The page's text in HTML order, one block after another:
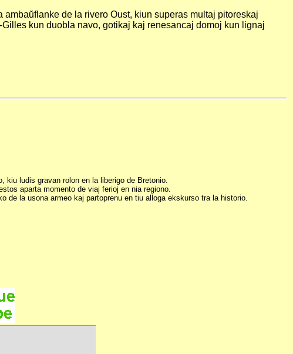
de la rivero Oust, kiun superas multaj pitoreskaj
kun duobla navo, gotikaj kaj renesancaj domoj kun lignaj
kiu ludis gravan rolon en la liberigo de Bretonio.
aparta momento de viaj ferioj en nia regiono.
de la usona armeo kaj partoprenu en tiu alloga ekskurso tra la historio.